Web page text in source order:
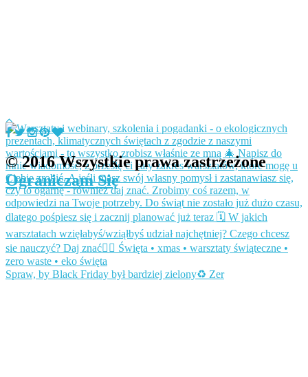
Spraw, by Black Friday był bardziej zielony♻️ Zer
© 2016 Wszystkie prawa zastrzeżone
Ograniczam Się